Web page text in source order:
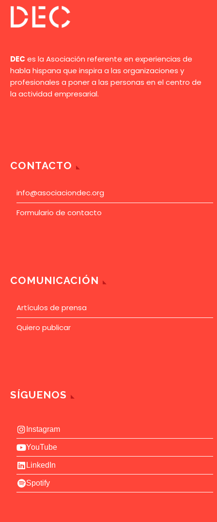
DEC es la Asociación referente en experiencias de
habla hispana que inspira a las organizaciones y
profesionales a poner a las personas en el centro de
la actividad empresarial.
CONTACTO
info@asociaciondec.org
Formulario de contacto
COMUNICACIÓN
Artículos de prensa
Quiero publicar
SÍGUENOS
Instagram
YouTube
LinkedIn
Spotify